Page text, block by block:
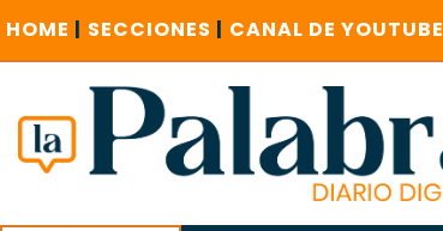
HOME | SECCIONES | CANAL DE YOUTUBE